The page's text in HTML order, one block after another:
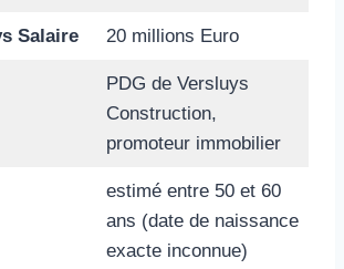
Salaire 20 millions Euro
PDG de Versluys
Construction,
promoteur immobilier
estimé entre 50 et 60
ans (date de naissance
exacte inconnue)